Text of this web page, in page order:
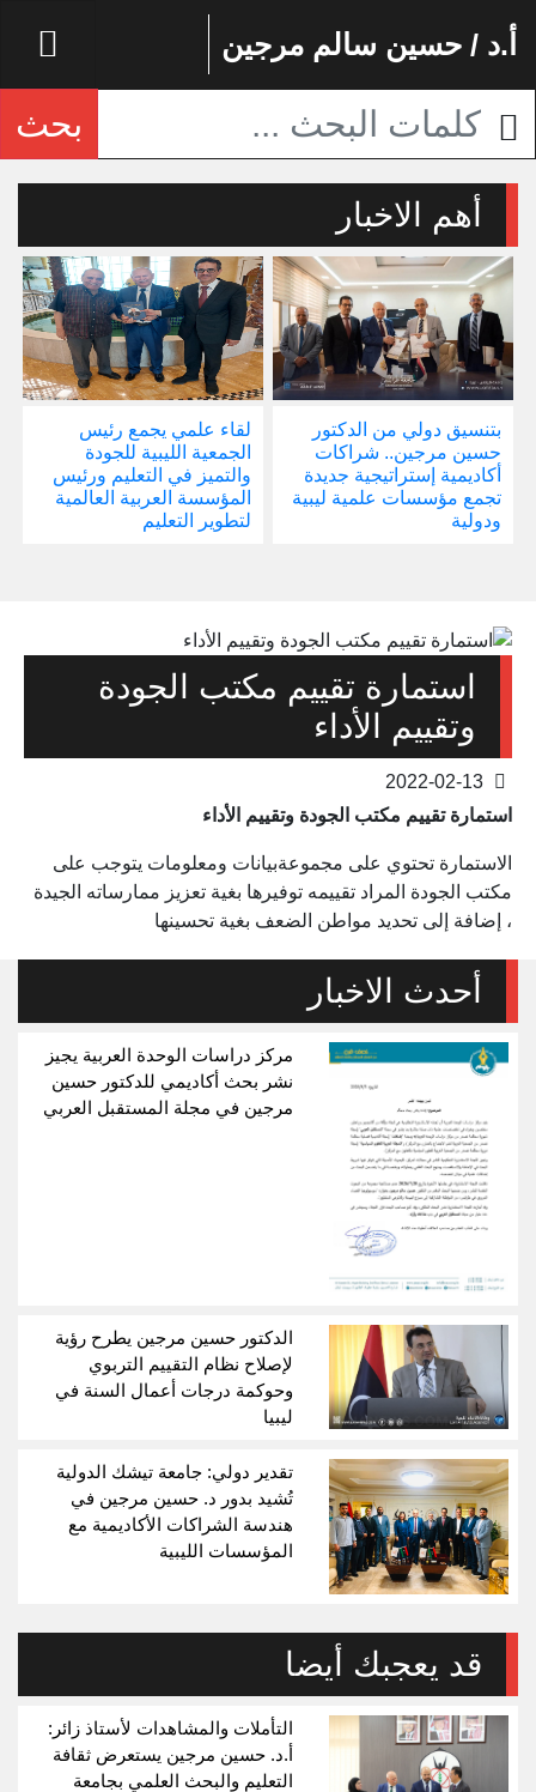
أ.د / حسين سالم مرجين
بحث
أهم الاخبار
بتنسيق دولي من الدكتور
حسين مرجين.. شراكات
أكاديمية إستراتيجية جديدة
تجمع مؤسسات علمية ليبية
ودولية
لقاء علمي يجمع رئيس
الجمعية الليبية للجودة
والتميز في التعليم ورئيس
المؤسسة العربية العالمية
لتطوير التعليم
استمارة تقييم مكتب الجودة
وتقييم الأداء
استمارة تقييم مكتب الجودة وتقييم الأداء
الاستمارة تحتوي على مجموعةبيانات ومعلومات يتوجب على
مكتب الجودة المراد تقييمه توفيرها بغية تعزيز ممارساته الجيدة
، إضافة إلى تحديد مواطن الضعف بغية تحسينها
أحدث الاخبار
مركز دراسات الوحدة العربية يجيز
نشر بحث أكاديمي للدكتور حسين
مرجين في مجلة المستقبل العربي
الدكتور حسين مرجين يطرح رؤية
لإصلاح نظام التقييم التربوي
وحوكمة درجات أعمال السنة في
ليبيا
تقدير دولي: جامعة تيشك الدولية
تُشيد بدور د. حسين مرجين في
هندسة الشراكات الأكاديمية مع
المؤسسات الليبية
قد يعجبك أيضا
التأملات والمشاهدات لأستاذ زائر:
أ.د. حسين مرجين يستعرض ثقافة
التعليم والبحث العلمي بجامعة